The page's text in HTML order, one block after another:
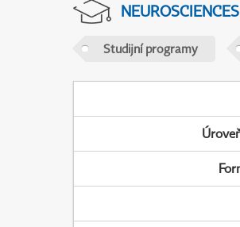
NEUROSCIENCES
Studijní programy